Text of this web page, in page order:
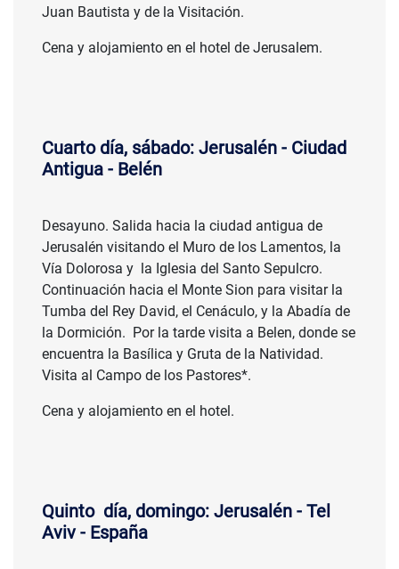
Juan Bautista y de la Visitación.
Cena y alojamiento en el hotel de Jerusalem.
Cuarto día, sábado: Jerusalén - Ciudad
Antigua - Belén
Desayuno. Salida hacia la ciudad antigua de
Jerusalén visitando el Muro de los Lamentos, la
Vía Dolorosa y la Iglesia del Santo Sepulcro.
Continuación hacia el Monte Sion para visitar la
Tumba del Rey David, el Cenáculo, y la Abadía de
la Dormición. Por la tarde visita a Belen, donde se
encuentra la Basílica y Gruta de la Natividad.
Visita al Campo de los Pastores*.
Cena y alojamiento en el hotel.
Quinto día, domingo: Jerusalén - Tel
Aviv - España